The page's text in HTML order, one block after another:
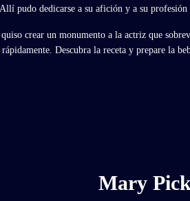
pudo dedicarse a su afición y a su
crear un monumento a la actriz que
Descubra la receta y prepare la
Mary